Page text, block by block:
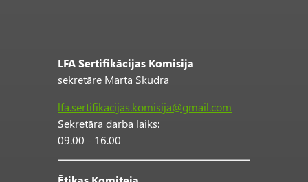
LFA Sertifikācijas Komisija
sekretāre Marta Skudra
lfa.sertifikacijas.komisija@gmail.com
Sekretāra darba laiks:
09.00 - 16.00